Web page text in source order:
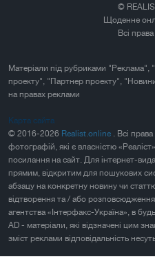
©
Щоденне
Всі
Матеріали під рубриками
проекту", "Партнер проекту",
на правах реклами
Карта сайта
© 2016-2026 Realist.online . Всі права
фотографій, які є власністю
посилання на сайт. Для інтернет-
прямим, відкритим для пошукових
абзацу на конкретну новину чи
відтворення та / або
агентства «Інтерфакс-Україна», в
AD - матеріали, які відзначені цим
зміст реклами відповідальність